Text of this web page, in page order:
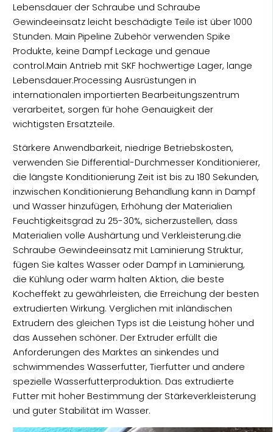
Lebensdauer der Schraube und Schraube
Gewindeeinsatz leicht beschädigte Teile ist über 1000
Stunden. Main Pipeline Zubehör verwenden Spike
Produkte, keine Dampf Leckage und genaue
control.Main Antrieb mit SKF hochwertige Lager, lange
Lebensdauer.Processing Ausrüstungen in
internationalen importierten Bearbeitungszentrum
verarbeitet, sorgen für hohe Genauigkeit der
wichtigsten Ersatzteile.
Stärkere Anwendbarkeit, niedrige Betriebskosten,
verwenden Sie Differential-Durchmesser Konditionierer,
die längste Konditionierung Zeit ist bis zu 180 Sekunden,
inzwischen Konditionierung Behandlung kann in Dampf
und Wasser hinzufügen, Erhöhung der Materialien
Feuchtigkeitsgrad zu 25-30%, sicherzustellen, dass
Materialien volle Aushärtung und Verkleisterung.die
Schraube Gewindeeinsatz mit Laminierung Struktur,
fügen Sie kaltes Wasser oder Dampf in Laminierung,
die Kühlung oder warm halten Aktion, die beste
Kocheffekt zu gewährleisten, die Erreichung der besten
extrudierten Wirkung. Verglichen mit inländischen
Extrudern des gleichen Typs ist die Leistung höher und
das Aussehen schöner. Der Extruder erfüllt die
Anforderungen des Marktes an sinkendes und
schwimmendes Wasserfutter, Tierfutter und andere
spezielle Wasserfutterproduktion. Das extrudierte
Futter mit hoher Bestimmung der Stärkeverkleisterung
und guter Stabilität im Wasser.